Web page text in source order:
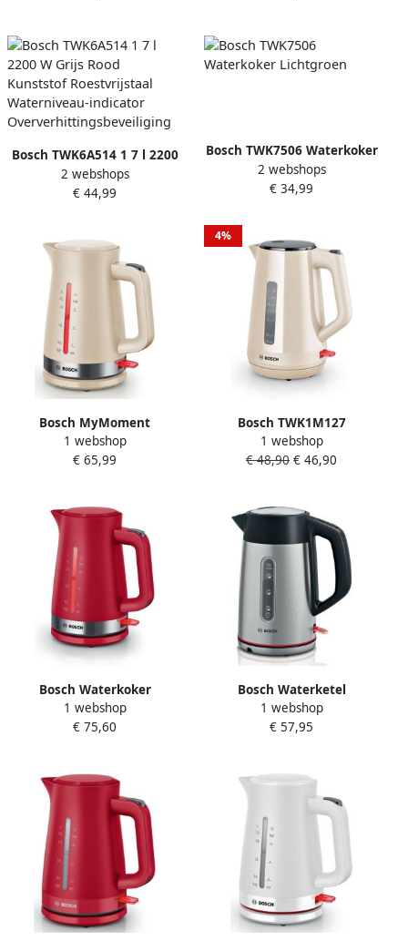
Bosch TWK6A514 1 7 l 2200
W Grijs Rood Kunststof
Roestvrijstaal Waterniveau-
2 webshops
€ 44,99
Bosch TWK7506 Waterkoker
Lichtgroen
2 webshops
€ 34,99
Bosch MyMoment
TWK4M227 Waterkoker 1 7
L capaciteit 2400 W
1 webshop
€ 65,99
4%
Bosch TWK1M127
Waterkoker Creme 1 7 Liter
2400 Watt
1 webshop
€ 48,90 € 46,90
Bosch Waterkoker
TWK4M224 | Waterkokers |
4242005397891
1 webshop
€ 75,60
Bosch Waterketel
TWK5M440 | Waterkokers |
4242005440290
1 webshop
€ 57,95